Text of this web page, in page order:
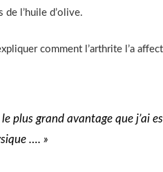
l’huile d’olive.
comment l’arthrite l’a
plus grand avantage que j’ai
…. »